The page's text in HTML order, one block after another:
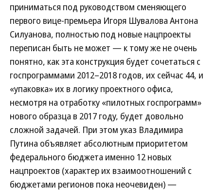
приниматься под руководством сменяющего
первого вице-премьера Игоря Шувалова Антона
Силуанова, полностью под новые нацпроекты
переписан быть не может — к тому же не очень
понятно, как эта конструкция будет сочетаться с
госпрограммами 2012–2018 годов, их сейчас 44, и
«упаковка» их в логику проектного офиса,
несмотря на отработку «пилотных госпрограмм»
нового образца в 2017 году, будет довольно
сложной задачей. При этом указ Владимира
Путина объявляет абсолютным приоритетом
федерального бюджета именно 12 новых
нацпроектов (характер их взаимоотношений с
бюджетами регионов пока неочевиден) —